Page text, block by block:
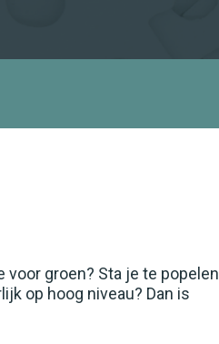
groen? Sta je te popelen
op hoog niveau? Dan is